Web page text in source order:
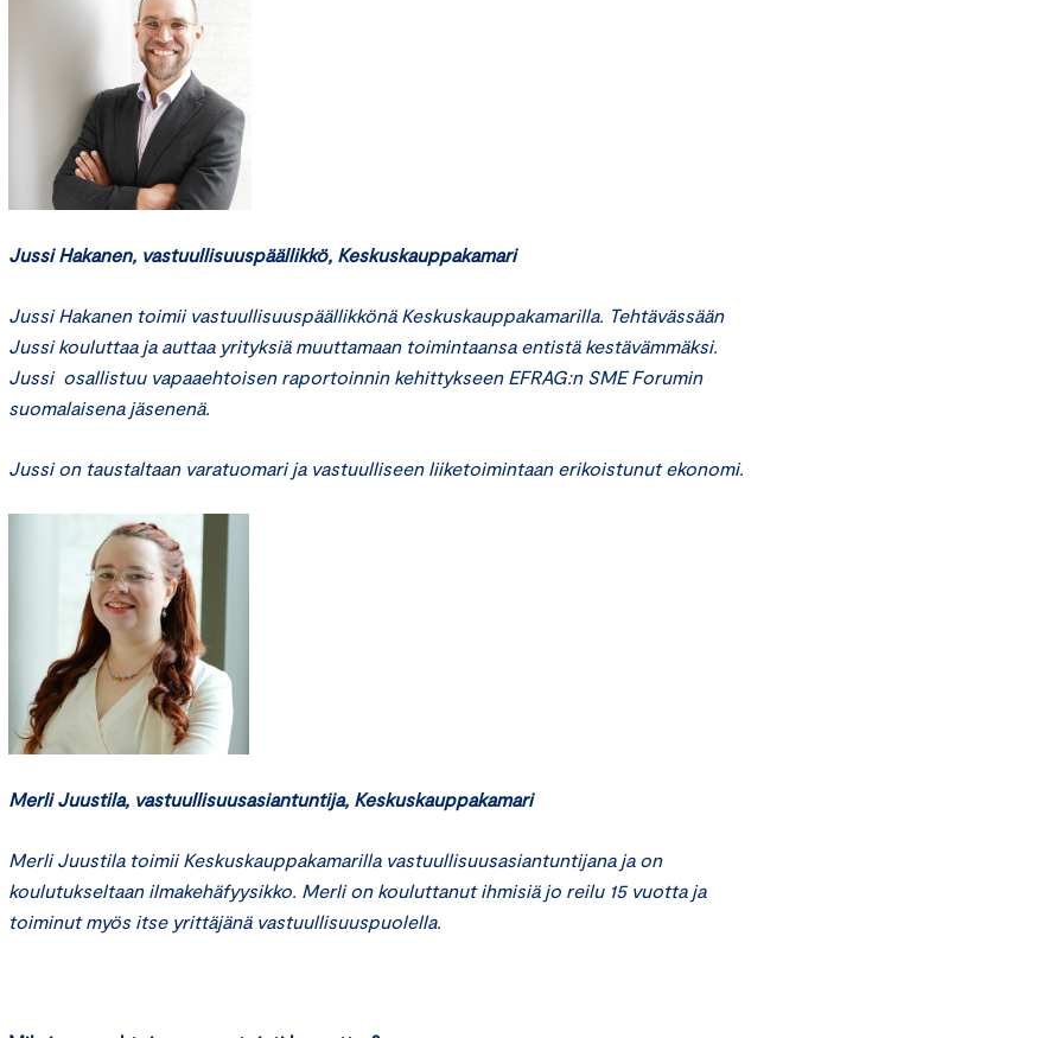
Jussi Hakanen, vastuullisuuspäällikkö, Keskuskauppakamari
Jussi Hakanen toimii vastuullisuuspäällikkönä Keskuskauppakamarilla. Tehtävässään
Jussi kouluttaa ja auttaa yrityksiä muuttamaan toimintaansa entistä kestävämmäksi.
Jussi osallistuu vapaaehtoisen raportoinnin kehittykseen EFRAG:n SME Forumin
suomalaisena jäsenenä.
Jussi on taustaltaan varatuomari ja vastuulliseen liiketoimintaan erikoistunut ekonomi.
Merli Juustila, vastuullisuusasiantuntija, Keskuskauppakamari
Merli Juustila toimii Keskuskauppakamarilla vastuullisuusasiantuntijana ja on
koulutukseltaan ilmakehäfyysikko. Merli on kouluttanut ihmisiä jo reilu 15 vuotta ja
toiminut myös itse yrittäjänä vastuullisuuspuolella.